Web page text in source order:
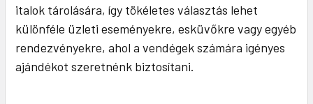
italok tárolására, így tökéletes választás lehet
különféle üzleti eseményekre, esküvőkre vagy egyéb
rendezvényekre, ahol a vendégek számára igényes
ajándékot szeretnénk biztosítani.